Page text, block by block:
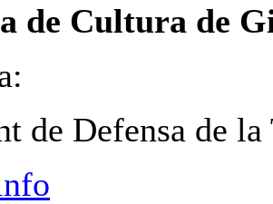
de Cultura de
de Defensa de la